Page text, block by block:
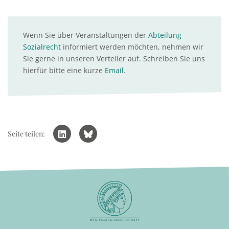
Wenn Sie über Veranstaltungen der Abteilung
Sozialrecht informiert werden möchten, nehmen wir
Sie gerne in unseren Verteiler auf. Schreiben Sie uns
hierfür bitte eine kurze Email.
Seite teilen: